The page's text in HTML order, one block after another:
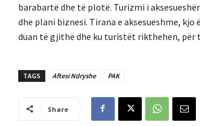
barabartë dhe të plotë. Turizmi i
dhe plani biznesi. Tirana e aksesueshme,
duan të gjithë dhe ku turistët rikthehen, për
TAGS Aftesi Ndryshe PAK
Share